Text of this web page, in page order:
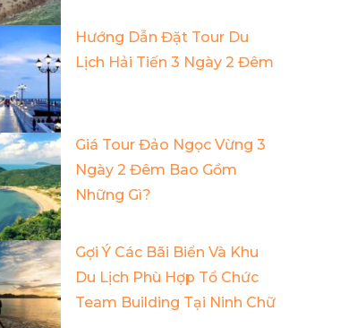
Hướng Dẫn Đặt Tour Du
Lịch Hải Tiến 3 Ngày 2 Đêm
Giá Tour Đảo Ngọc Vừng 3
Ngày 2 Đêm Bao Gồm
Những Gì?
Gợi Ý Các Bãi Biển Và Khu
Du Lịch Phù Hợp Tổ Chức
Team Building Tại Ninh Chữ